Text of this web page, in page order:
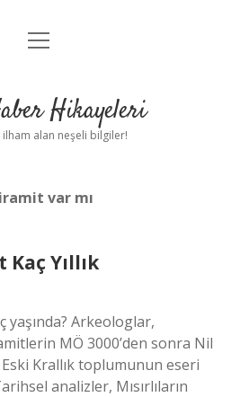
Anasayfa
Yasal Uyarı
menüyü
Hikayeleri
alan neşeli bilgiler!
var mı
Yıllık
yaşında? Arkeologlar,
MÖ 3000’den sonra Nil
Eski Krallık toplumunun eseri
analizler, Mısırlıların